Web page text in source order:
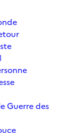
Guerre des